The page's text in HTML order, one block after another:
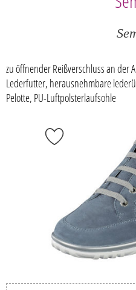
zu öffnender Reißverschluss an der
Lederfutter, herausnehmbare
Pelotte, PU-Luftpolsterlaufsohle